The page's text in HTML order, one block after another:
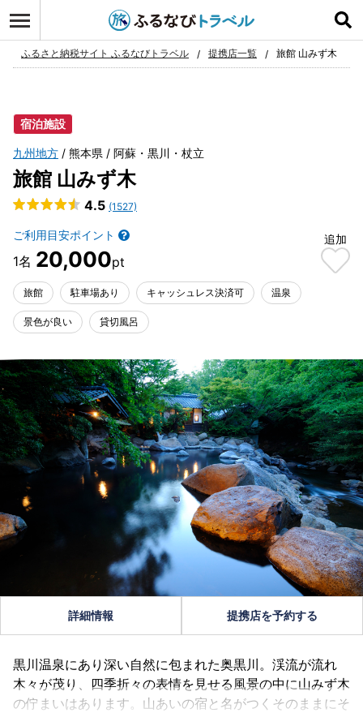
お気に入り
ふるさと納税サイト ふるなびトラベル 提携店一覧 旅館 山みず木
宿泊施設
九州地方 熊本県 阿蘇・黒川・杖立
旅館 山みず木
4.5 (1527)
ご利用目安ポイント
20,000
追加
旅館 駐車場あり キャッシュレス決済可 温泉
景色が良い 貸切風呂
詳細情報 提携店を予約する
黒川温泉にあり深い自然に包まれた奥黒川。渓流が流れ
木々が茂り、四季折々の表情を見せる風景の中に山みず木
の佇まいはあります。山あいの宿と名がつくそのままにそ